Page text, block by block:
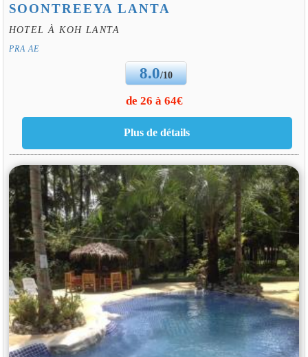
SOONTREEYA LANTA
HOTEL À KOH LANTA
PRA AE
8.0/10
de 26 à 64€